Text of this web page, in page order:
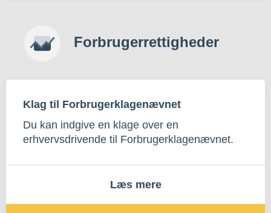
Forbrugerrettigheder
Klag til Forbrugerklagenævnet
Du kan indgive en klage over en
erhvervsdrivende til Forbrugerklagenævnet.
Læs mere